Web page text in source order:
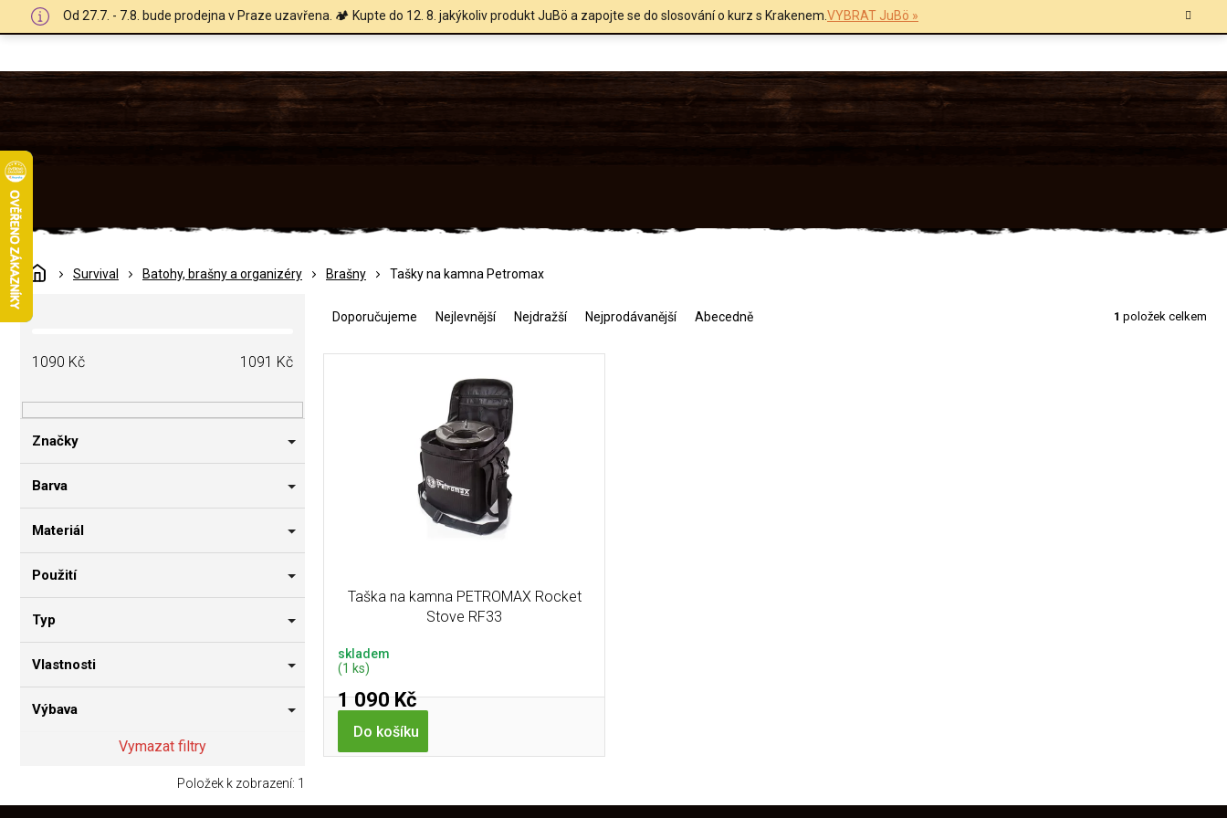
Od 27.7. - 7.8. bude prodejna v Praze uzavřena. 🏕️ Kupte do 12. 8. jakýkoliv produkt JuBö a zapojte se do slosování o kurz s Krakenem.VYBRAT JuBö »
DomůSurvival Batohy, brašny a organizéry Brašny Tašky na kamna Petromax
P
o
a
n
í
a
1090 Kč 1091 Kč
Značky
Barva
Materiál
Použití
Typ
Vlastnosti
Výbava
Vymazat filtry
Položek k zobrazení: 1
e
Doporučujeme Nejlevnější Nejdražší Nejprodávanější Abecedně 1 položek celkem
Taška na kamna PETROMAX Rocket
Stove RF33
skladem
(1 ks)
1 090 Kč
Do košíku
O